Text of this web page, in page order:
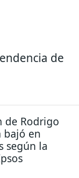
de
de Rodrigo
bajó en
según la